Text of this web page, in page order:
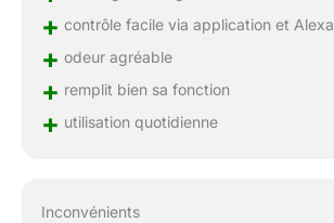
+ contrôle facile via application et Alexa
+ odeur agréable
+ remplit bien sa fonction
+ utilisation quotidienne
Inconvénients